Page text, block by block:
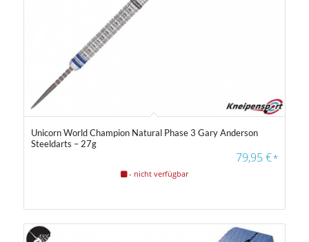
Unicorn World Champion Natural Phase 3 Gary Anderson
Steeldarts – 27g
79,95€*
- nicht verfügbar